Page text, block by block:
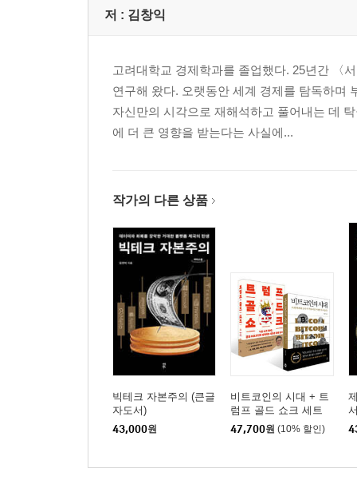
저 : 김창익
고려대학교 경제학과를 졸업했다. 25년간 〈
연구해 왔다. 오랫동안 세계 경제를 탐독하며
자신만의 시각으로 재해석하고 풀어내는 데
에 더 큰 영향을 받는다는 사실에...
작가의 다른 상품
빅테크 자본주의 (큰글
자도서)
43,000원
비트코인의 시대 + 트
럼프 골드 쇼크 세트
47,700원 (10% 할인)